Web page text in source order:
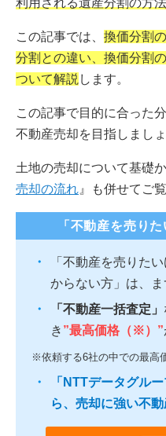
利用される遺産分割の方法
この記事では、 換価分割
分割との違い、換価分割
ついて解説 します。
この記事で目的に合った
不動産売却を目指しましょ
土地の売却について基礎
売却の流れ 』も併せてご
「不動産を売り
「不動産を売りた
からない方」は、
「不動産一括査定」
き ”最高価格（※）”
※依頼する6社の中での最高
「NTTデータグル
ら、売却に強い不